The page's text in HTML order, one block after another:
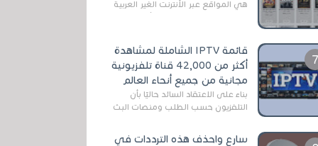
هي المواقع عبر الأنترنت الغير العربية
التي تقدم خدمة تحميل الأفلام على
قائمة IPTV الشاملة لمشاهدة
أكثر من 42,000 قناة تلفزيونية
مجانية من جميع أنحاء العالم
بناءً على الاعتقاد السائد حاليًا بأن
التلفزيون حسب الطلب ومنصات البث
سارع واحذف هذه الترددات في